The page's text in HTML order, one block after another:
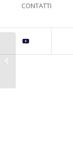
CONTATTI